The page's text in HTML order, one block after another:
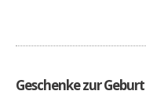
Geschenke zur